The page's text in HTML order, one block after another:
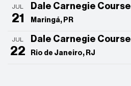
JUL
21
Dale Carnegie Course
Maringá, PR
JUL
22
Dale Carnegie Course
Rio de Janeiro, RJ